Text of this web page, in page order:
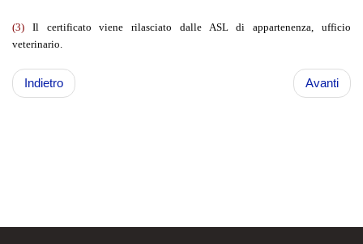
(3) Il certificato viene rilasciato dalle ASL di appartenenza, ufficio
veterinario.
Indietro Avanti